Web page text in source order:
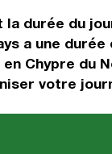
la durée du
a une
en Chypre du
votre